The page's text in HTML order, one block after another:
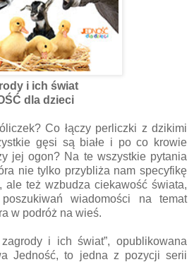
i ich świat
dla dzieci
Co łączy perliczki z dzikimi
gęsi są białe i po co krowie
jej ogon? Na te wszystkie pytania
nie tylko przybliża nam specyfikę
ale też wzbudza ciekawość świata,
wiadomości na temat
w podróż na wieś.
i ich świat”, opublikowana
Jedność, to jedna z pozycji serii